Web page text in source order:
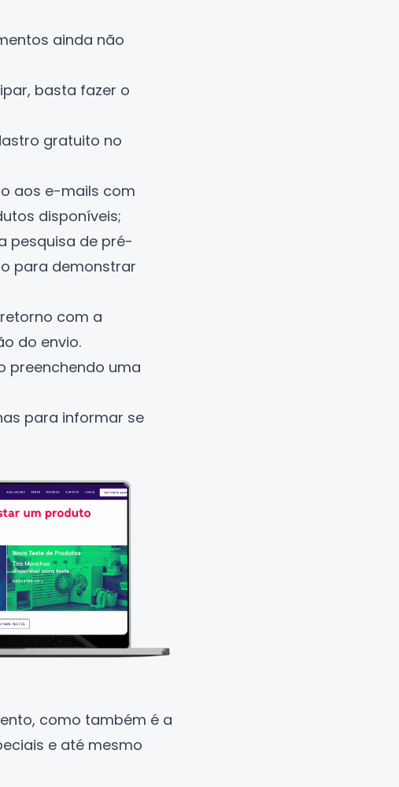
ainda não
basta fazer o
gratuito no
aos e-mails com
disponíveis;
pesquisa de pré-
para demonstrar
com a
do envio.
preenchendo uma
para informar se
como também é a
e até mesmo